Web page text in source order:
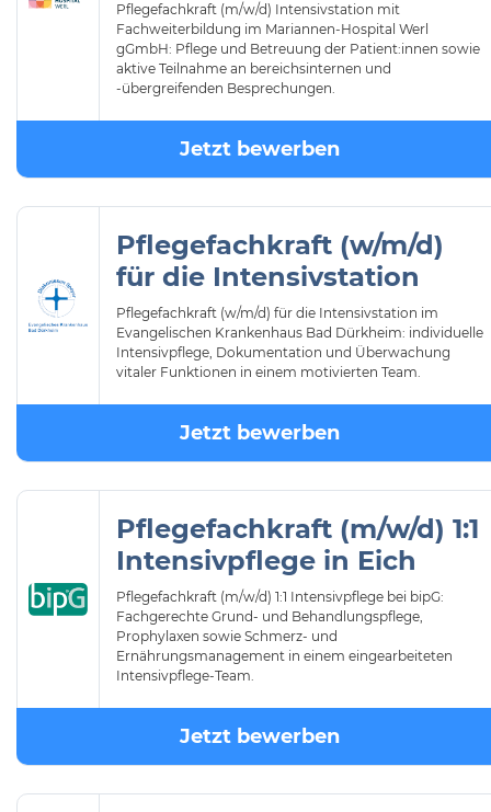
Pflegefachkraft (m/w/d) Intensivstation mit
Fachweiterbildung im Mariannen-Hospital Werl
gGmbH: Pflege und Betreuung der Patient:innen sowie
aktive Teilnahme an bereichsinternen und
-übergreifenden Besprechungen.
Jetzt bewerben
Pflegefachkraft (w/m/d)
für die Intensivstation
Pflegefachkraft (w/m/d) für die Intensivstation im
Evangelischen Krankenhaus Bad Dürkheim: individuelle
Intensivpflege, Dokumentation und Überwachung
vitaler Funktionen in einem motivierten Team.
Jetzt bewerben
Pflegefachkraft (m/w/d) 1:1
Intensivpflege in Eich
Pflegefachkraft (m/w/d) 1:1 Intensivpflege bei bipG:
Fachgerechte Grund- und Behandlungspflege,
Prophylaxen sowie Schmerz- und
Ernährungsmanagement in einem eingearbeiteten
Intensivpflege-Team.
Jetzt bewerben